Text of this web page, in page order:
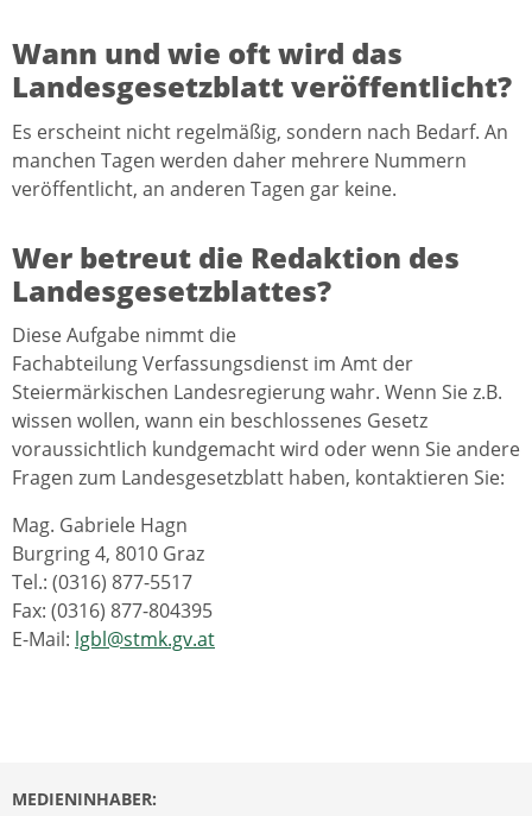
Wann und wie oft wird das
Landesgesetzblatt veröffentlicht?
Es erscheint nicht regelmäßig, sondern nach Bedarf. An
manchen Tagen werden daher mehrere Nummern
veröffentlicht, an anderen Tagen gar keine.
Wer betreut die Redaktion des
Landesgesetzblattes?
Diese Aufgabe nimmt die
Fachabteilung Verfassungsdienst im Amt der
Steiermärkischen Landesregierung wahr. Wenn Sie z.B.
wissen wollen, wann ein beschlossenes Gesetz
voraussichtlich kundgemacht wird oder wenn Sie andere
Fragen zum Landesgesetzblatt haben, kontaktieren Sie:
Mag. Gabriele Hagn
Burgring 4, 8010 Graz
Tel.: (0316) 877-5517
Fax: (0316) 877-804395
E-Mail: lgbl@stmk.gv.at
MEDIENINHABER: